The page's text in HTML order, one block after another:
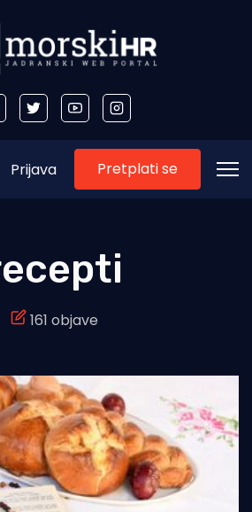
Prijava Pretplati se
161 objave